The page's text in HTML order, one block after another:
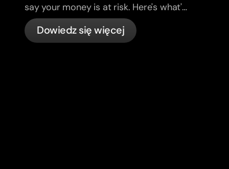
say your money is at risk. Here's what's
actually happening, and what to do.
Dowiedz się więcej